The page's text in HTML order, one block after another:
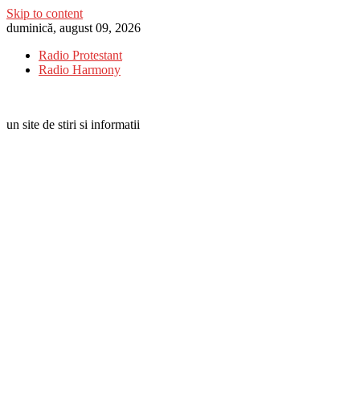
Skip to content
duminică, august 09, 2026
Radio Protestant
Radio Harmony
un site de stiri si informatii